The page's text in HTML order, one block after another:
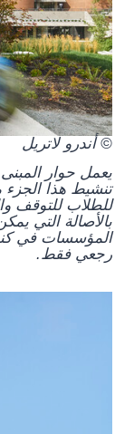
© أندرو لاتريل
يعمل حوار المبنى
تنشيط هذا الجزء
للطلاب للتوقف
بالأصالة التي
المؤسسات في
رجعي فقط.